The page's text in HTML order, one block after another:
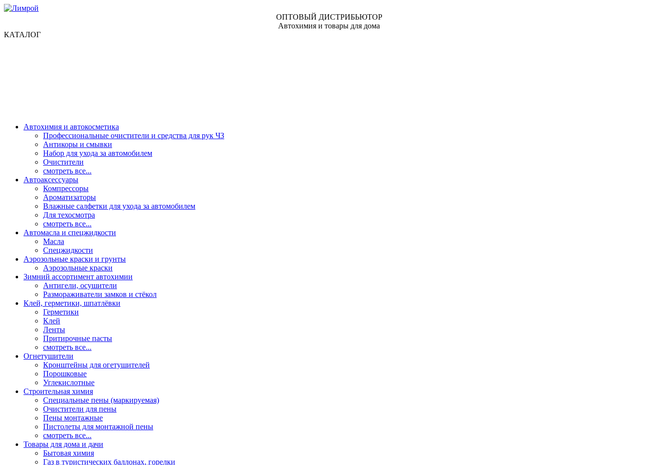
ОПТОВЫЙ ДИСТРИБЬЮТОР
Автохимия и товары для дома
КАТАЛОГ
Автохимия и автокосметика
Профессиональные очистители и средства для рук ЧЗ
Антикоры и смывки
Набор для ухода за автомобилем
Очистители
смотреть все...
Автоаксессуары
Компрессоры
Ароматизаторы
Влажные салфетки для ухода за автомобилем
Для техосмотра
смотреть все...
Автомасла и спецжидкости
Масла
Спецжидкости
Аэрозольные краски и грунты
Аэрозольные краски
Зимний ассортимент автохимии
Антигели, осушители
Размораживатели замков и стёкол
Клей, герметики, шпатлёвки
Герметики
Клей
Ленты
Притирочные пасты
смотреть все...
Огнетушители
Кронштейны для огетушителей
Порошковые
Углекислотные
Строительная химия
Специальные пены (маркируемая)
Очистители для пены
Пены монтажные
Пистолеты для монтажной пены
смотреть все...
Товары для дома и дачи
Бытовая химия
Газ в туристических баллонах, горелки